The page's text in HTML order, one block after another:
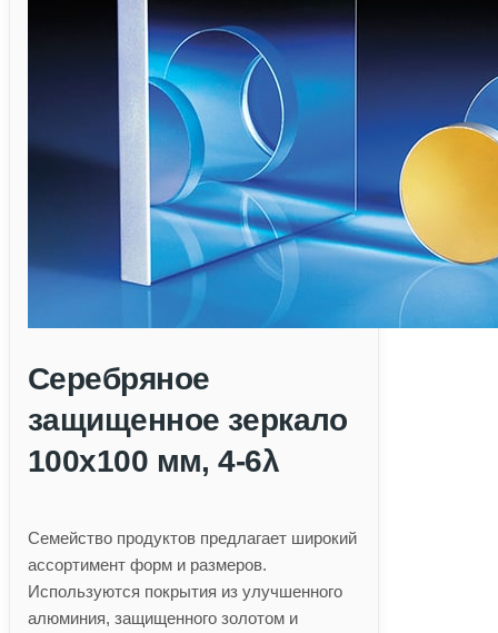
Серебряное
защищенное зеркало
100х100 мм, 4-6λ
Семейство продуктов предлагает широкий
ассортимент форм и размеров.
Используются покрытия из улучшенного
алюминия, защищенного золотом и